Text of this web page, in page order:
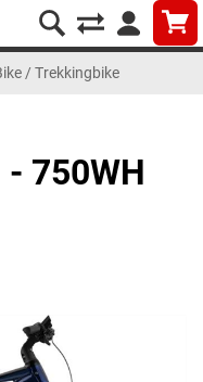
/ Trekkingbike
- 750WH